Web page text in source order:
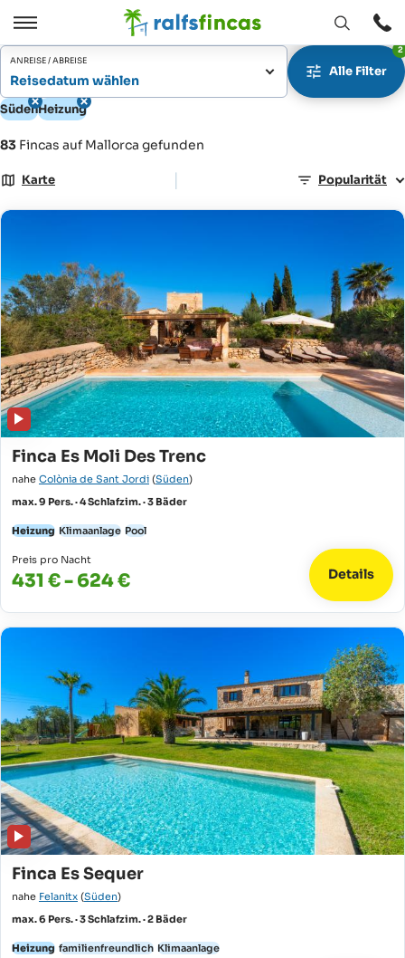
Öffnen
/
Schließen
Fenster
Öffnen
ANREISE / ABREISE
Reisedatum wählen
Alle Filter
2
SüdenHeizung
83 Fincas auf Mallorca gefunden
Karte | Popularität
Finca Es Moli Des Trenc
nahe Colònia de Sant Jordi (Süden)
max. 9 Pers. · 4 Schlafzim. · 3 Bäder
Heizung Klimaanlage Pool
Preis pro Nacht
431 € - 624 € Details
Finca Es Sequer
nahe Felanitx (Süden)
max. 6 Pers. · 3 Schlafzim. · 2 Bäder
Heizung familienfreundlich Klimaanlage